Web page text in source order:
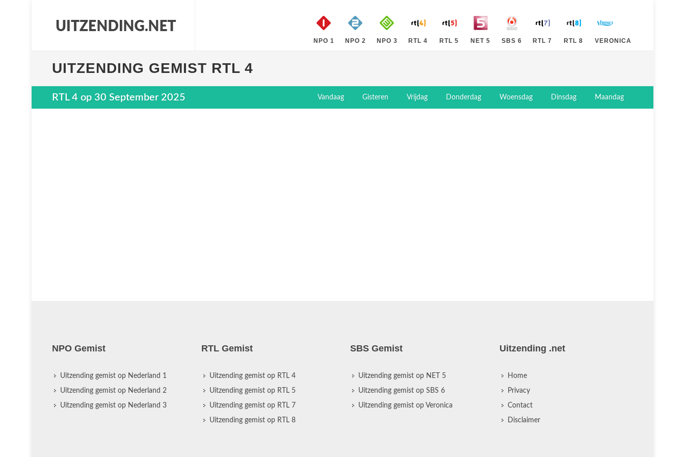
NPO 1 NPO 2 NPO 3 RTL 4 RTL 5 NET 5 SBS 6 RTL 7 RTL 8 VERONICA
UITZENDING GEMIST RTL 4
RTL 4 op 30 September 2025 Vandaag Gisteren Vrijdag Donderdag Woensdag Dinsdag Maandag
NPO Gemist
Uitzending gemist op Nederland 1
Uitzending gemist op Nederland 2
Uitzending gemist op Nederland 3
RTL Gemist
Uitzending gemist op RTL 4
Uitzending gemist op RTL 5
Uitzending gemist op RTL 7
Uitzending gemist op RTL 8
SBS Gemist
Uitzending gemist op NET 5
Uitzending gemist op SBS 6
Uitzending gemist op Veronica
Uitzending .net
Home
Privacy
Contact
Disclaimer